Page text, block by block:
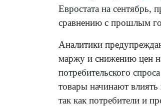
Евростата на сентябрь,
сравнению с прошлым
Аналитики
маржу и снижению цен
потребительского
товары начинают
так как потребители и